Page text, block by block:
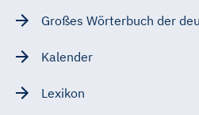
Großes Wörterbuch der
Kalender
Lexikon